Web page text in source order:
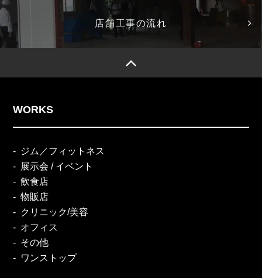
店舗工事の流れ
WORKS
ジム／フィットネス
展示会 / イベント
飲食店
物販店
クリニック/美容
オフィス
その他
ワンストップ